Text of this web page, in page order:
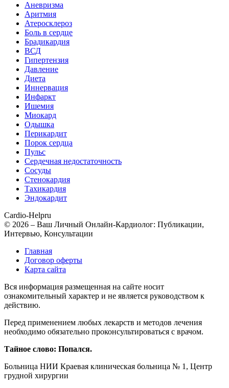
Аневризма
Аритмия
Атеросклероз
Боль в сердце
Брадикардия
ВСД
Гипертензия
Давление
Диета
Иннервация
Инфаркт
Ишемия
Миокард
Одышка
Перикардит
Порок сердца
Пульс
Сердечная недостаточность
Сосуды
Стенокардия
Тахикардия
Эндокардит
Cardio-Helpru
© 2026 – Ваш Личный Онлайн-Кардиолог: Публикации,
Интервью, Консультации
Главная
Договор оферты
Карта сайта
Вся информация размещенная на сайте носит
ознакомительный характер и не является руководством к
действию.
Перед применением любых лекарств и методов лечения
необходимо обязательно проконсультироваться с врачом.
Тайное слово: Попался.
Больница НИИ Краевая клиническая больница № 1, Центр
грудной хирургии